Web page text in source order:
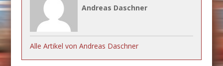
Andreas Daschner
Alle Artikel von Andreas Daschner